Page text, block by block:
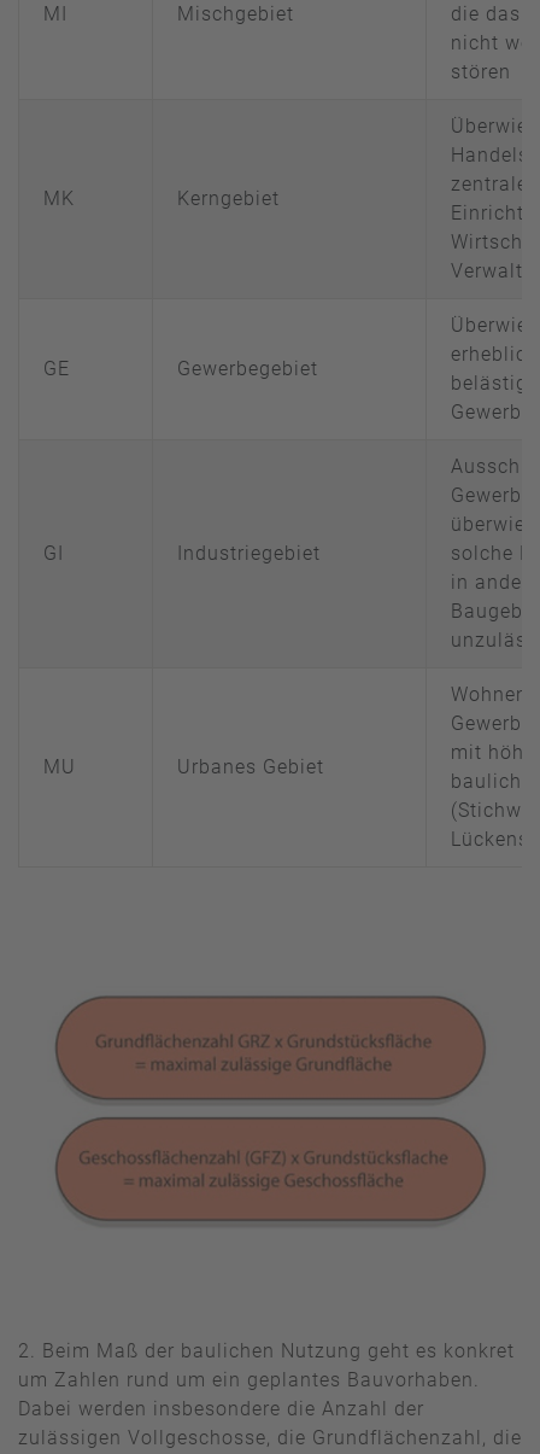
MI Mischgebiet
die das
nicht
stören
MK Kerngebiet
zentrale
GE Gewerbegebiet
erheblich
GI Industriegebiet
solche
in
MU Urbanes Gebiet
Wohnen
mit
2. Beim Maß der baulichen Nutzung geht es konkret
um Zahlen rund um ein geplantes Bauvorhaben.
Dabei werden insbesondere die Anzahl der
zulässigen Vollgeschosse, die Grundflächenzahl, die